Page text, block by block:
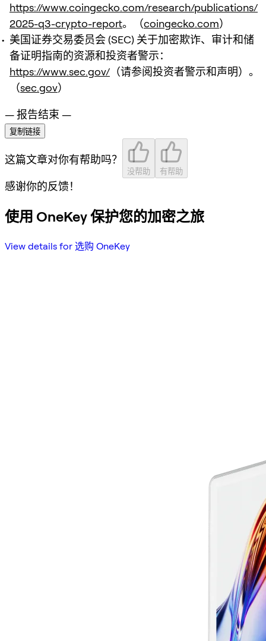
https://www.coingecko.com/research/publications/
2025-q3-crypto-report。（coingecko.com）
美国证券交易委员会 (SEC) 关于加密欺诈、审计和储
备证明指南的资源和投资者警示：
https://www.sec.gov/ （请参阅投资者警示和声明）。
（sec.gov）
— 报告结束 —
复制链接
这篇文章对你有帮助吗？
没帮助 有帮助
感谢你的反馈！
使用 OneKey 保护您的加密之旅
View details for 选购 OneKey